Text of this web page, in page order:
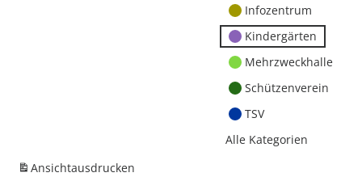
Infozentrum
Kindergärten
Mehrzweckhalle
Schützenverein
TSV
Alle Kategorien
Ansichtausdrucken